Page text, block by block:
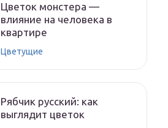
Цветок монстера —
влияние на человека в
квартире
Цветущие
Рябчик русский: как
выглядит цветок